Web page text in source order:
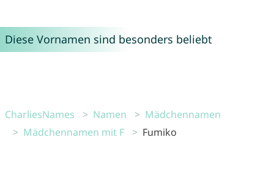
Diese Vornamen sind besonders beliebt
CharliesNames Namen
Mädchennamen
Mädchennamen mit F
Fumiko